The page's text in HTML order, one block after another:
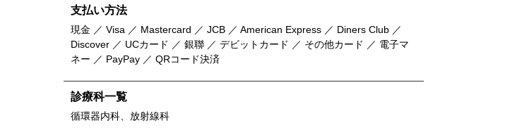
支払い方法
現金 ／ Visa ／ Mastercard ／ JCB ／ American Express ／ Diners Club ／
Discover ／ UCカード ／ 銀聯 ／ デビットカード ／ その他カード ／ 電子マ
ネー ／ PayPay ／ QRコード決済
診療科一覧
循環器内科、放射線科